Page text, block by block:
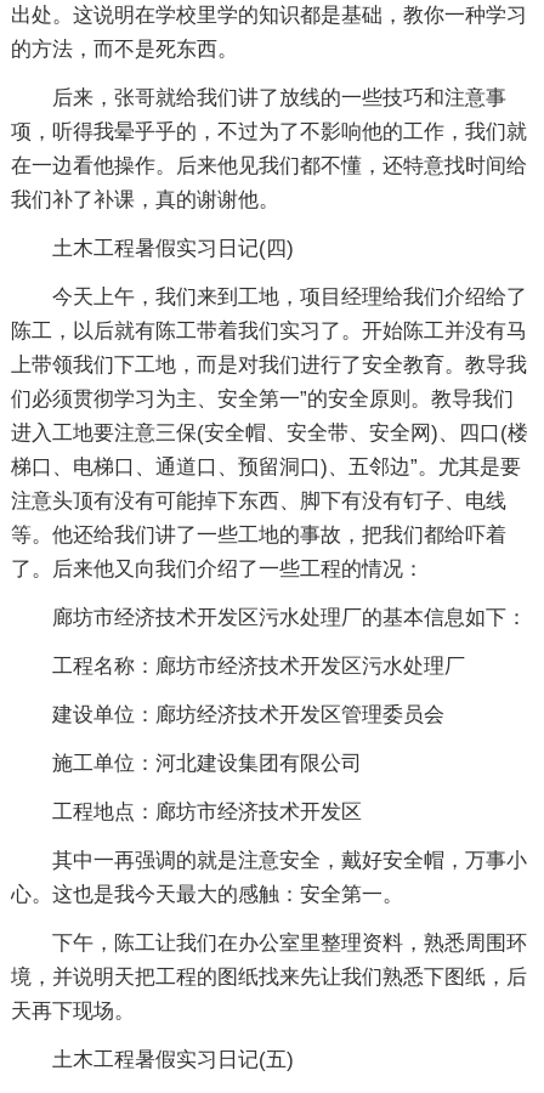
出处。这说明在学校里学的知识都是基础，教你一种学习
的方法，而不是死东西。
后来，张哥就给我们讲了放线的一些技巧和注意事
项，听得我晕乎乎的，不过为了不影响他的工作，我们就
在一边看他操作。后来他见我们都不懂，还特意找时间给
我们补了补课，真的谢谢他。
土木工程暑假实习日记(四)
今天上午，我们来到工地，项目经理给我们介绍给了
陈工，以后就有陈工带着我们实习了。开始陈工并没有马
上带领我们下工地，而是对我们进行了安全教育。教导我
们必须贯彻学习为主、安全第一”的安全原则。教导我们
进入工地要注意三保(安全帽、安全带、安全网)、四口(楼
梯口、电梯口、通道口、预留洞口)、五邻边”。尤其是要
注意头顶有没有可能掉下东西、脚下有没有钉子、电线
等。他还给我们讲了一些工地的事故，把我们都给吓着
了。后来他又向我们介绍了一些工程的情况：
廊坊市经济技术开发区污水处理厂的基本信息如下：
工程名称：廊坊市经济技术开发区污水处理厂
建设单位：廊坊经济技术开发区管理委员会
施工单位：河北建设集团有限公司
工程地点：廊坊市经济技术开发区
其中一再强调的就是注意安全，戴好安全帽，万事小
心。这也是我今天最大的感触：安全第一。
下午，陈工让我们在办公室里整理资料，熟悉周围环
境，并说明天把工程的图纸找来先让我们熟悉下图纸，后
天再下现场。
土木工程暑假实习日记(五)